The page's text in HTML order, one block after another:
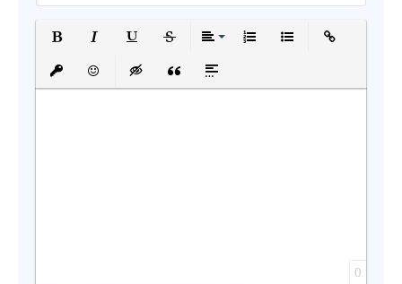
Подчеркнутый
Вставить защищенную ссылку
Вставить смайлик
Вставка скрытого текста
Вставка цитаты
Вставка спойлера
0